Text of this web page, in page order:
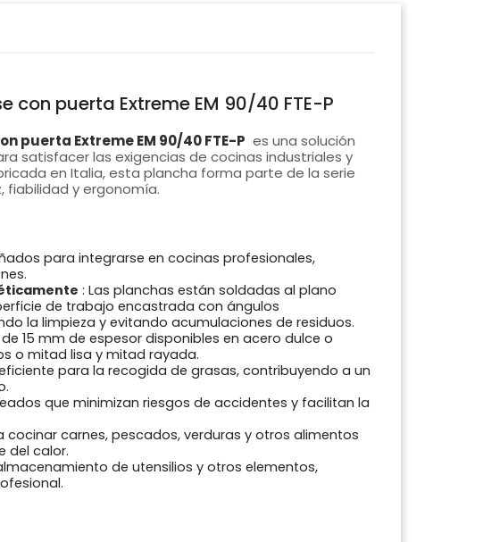
con puerta Extreme EM 90/40 FTE-P
puerta Extreme EM 90/40 FTE-P es una solución
satisfacer las exigencias de cocinas industriales y
en Italia, esta plancha forma parte de la serie
fiabilidad y ergonomía.
para integrarse en cocinas profesionales,
: Las planchas están soldadas al plano
de trabajo encastrada con ángulos
la limpieza y evitando acumulaciones de residuos.
de 15 mm de espesor disponibles en acero dulce o
o mitad lisa y mitad rayada.
para la recogida de grasas, contribuyendo a un
que minimizan riesgos de accidentes y facilitan la
cocinar carnes, pescados, verduras y otros alimentos
del calor.
de utensilios y otros elementos,